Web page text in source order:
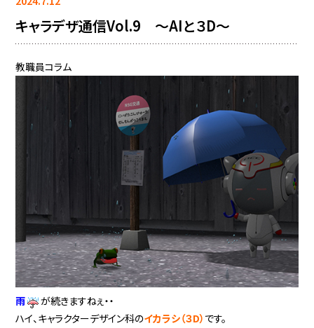
キャラデザ通信Vol.9 ～AIと３D～
教職員コラム
雨
が続きますねぇ・・
ハイ、キャラクターデザイン科のイカラシ（３D） です。